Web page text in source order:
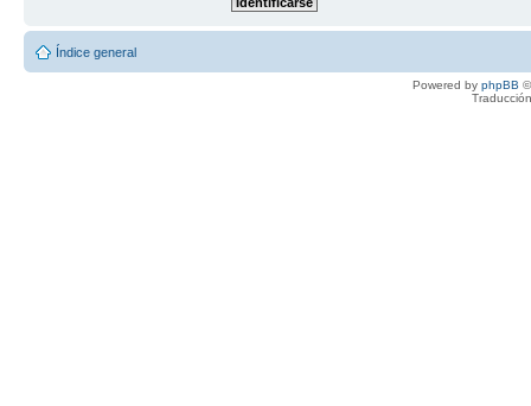
Índice general
Powered by phpBB